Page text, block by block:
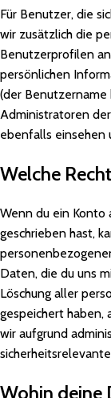
Für Benutzer, die
wir zusätzlich die
Benutzerprofilen
persönlichen
(der
Administratoren
ebenfalls einsehen
Welche
Wenn du ein Konto
geschrieben hast,
Daten, die du uns
Löschung aller
gespeichert haben,
wir aufgrund
Wohin deine